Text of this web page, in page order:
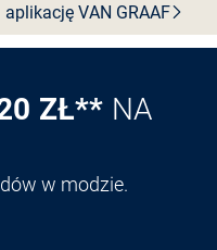
aplikację VAN GRAAF
ZŁ** NA
w modzie.